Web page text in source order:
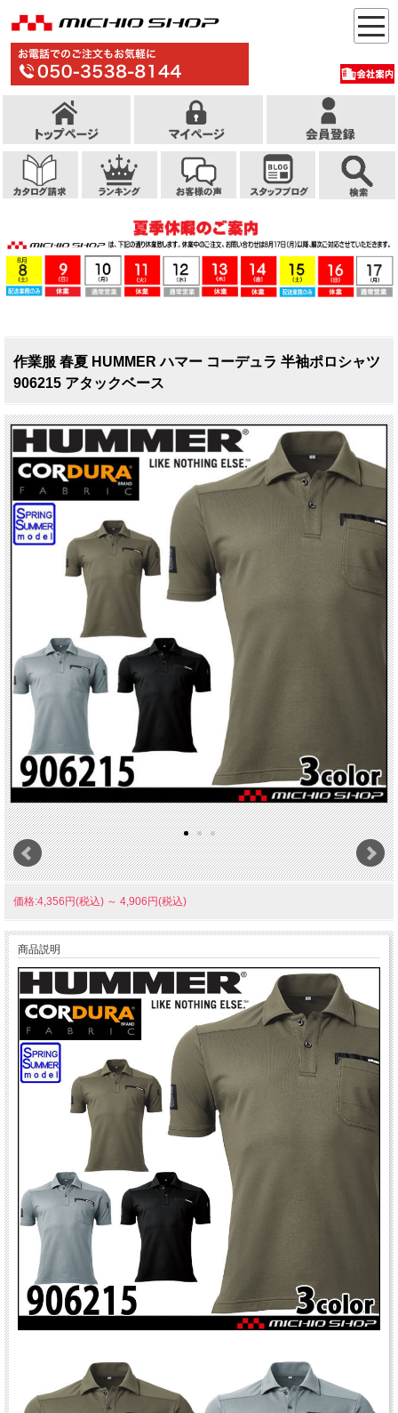
作業服 春夏 HUMMER ハマー コーデュラ 半袖ポロシャツ
906215 アタックベース
価格:4,356円(税込) ～ 4,906円(税込)
商品説明